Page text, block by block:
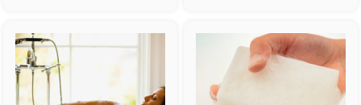
Nutrida